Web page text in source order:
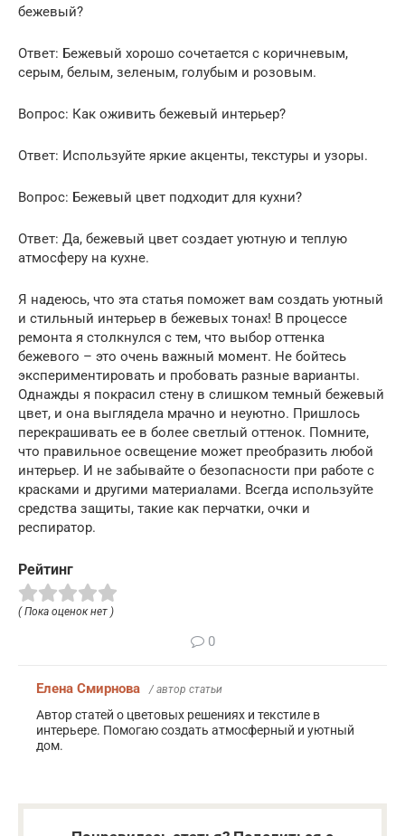
бежевый?
Ответ: Бежевый хорошо сочетается с коричневым,
серым, белым, зеленым, голубым и розовым.
Вопрос: Как оживить бежевый интерьер?
Ответ: Используйте яркие акценты, текстуры и узоры.
Вопрос: Бежевый цвет подходит для кухни?
Ответ: Да, бежевый цвет создает уютную и теплую
атмосферу на кухне.
Я надеюсь, что эта статья поможет вам создать уютный
и стильный интерьер в бежевых тонах! В процессе
ремонта я столкнулся с тем, что выбор оттенка
бежевого – это очень важный момент. Не бойтесь
экспериментировать и пробовать разные варианты.
Однажды я покрасил стену в слишком темный бежевый
цвет, и она выглядела мрачно и неуютно. Пришлось
перекрашивать ее в более светлый оттенок. Помните,
что правильное освещение может преобразить любой
интерьер. И не забывайте о безопасности при работе с
красками и другими материалами. Всегда используйте
средства защиты, такие как перчатки, очки и
респиратор.
Рейтинг
( Пока оценок нет )
0
Елена Смирнова / автор статьи
Автор статей о цветовых решениях и текстиле в
интерьере. Помогаю создать атмосферный и уютный
дом.